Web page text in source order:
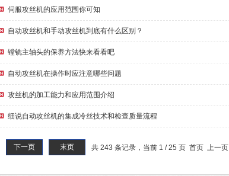
伺服攻丝机的应用范围你可知
自动攻丝机和手动攻丝机到底有什么区别？
镗铣主轴头的保养方法快来看看吧
自动攻丝机在操作时应注意哪些问题
攻丝机的加工能力和应用范围介绍
细说自动攻丝机的集成冷丝技术和检查质量流程
共 243 条记录，当前 1 / 25 页 首页 上一页
下一页 末页